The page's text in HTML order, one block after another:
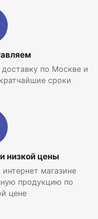
изготовлены из
работы на
воды
насос со
воздухоотводчиком;
покрытый
по Москве и
сроки
низкой цены
магазине
продукцию по
цене